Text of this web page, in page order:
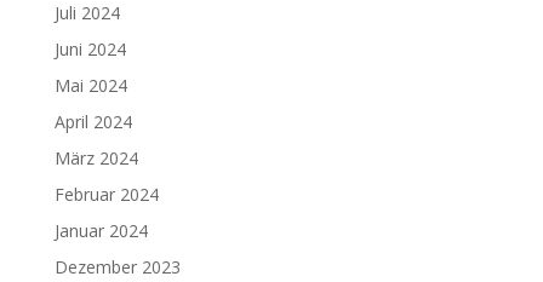
Juli 2024
Juni 2024
Mai 2024
April 2024
März 2024
Februar 2024
Januar 2024
Dezember 2023